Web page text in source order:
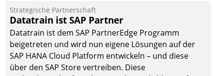
Jahresbeginn eine
Überblick, Einsicht und
Eingriff bietende Lösung.
Zur Entwicklung setzte
man auf
Cloudtechnologie,
Strategische Partnerschaft
Datatrain ist SAP Partner
Datatrain ist dem SAP PartnerEdge Programm
beigetreten und wird nun eigene Lösungen auf der
SAP HANA Cloud Platform entwickeln – und diese
über den SAP Store vertreiben. Diese